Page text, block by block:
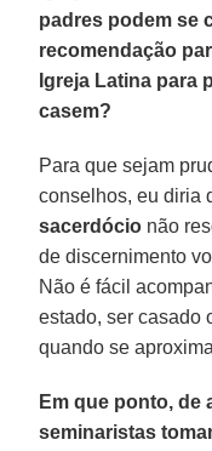
padres podem se
recomendação
Igreja Latina para
casem?
Para que sejam
conselhos, eu diria
sacerdócio não
de discernimento
Não é fácil
estado, ser casado
quando se
Em que ponto, de
seminaristas